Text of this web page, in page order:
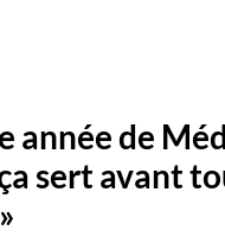
année de
sert avant